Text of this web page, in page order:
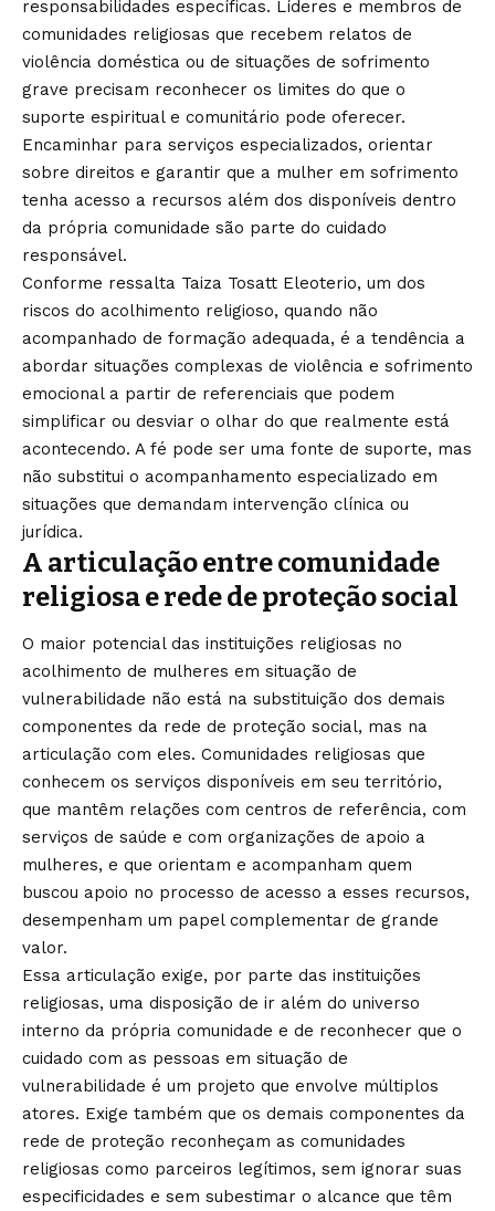
responsabilidades específicas. Líderes e membros de
comunidades religiosas que recebem relatos de
violência doméstica ou de situações de sofrimento
grave precisam reconhecer os limites do que o
suporte espiritual e comunitário pode oferecer.
Encaminhar para serviços especializados, orientar
sobre direitos e garantir que a mulher em sofrimento
tenha acesso a recursos além dos disponíveis dentro
da própria comunidade são parte do cuidado
responsável.
Conforme ressalta Taiza Tosatt Eleoterio, um dos
riscos do acolhimento religioso, quando não
acompanhado de formação adequada, é a tendência a
abordar situações complexas de violência e sofrimento
emocional a partir de referenciais que podem
simplificar ou desviar o olhar do que realmente está
acontecendo. A fé pode ser uma fonte de suporte, mas
não substitui o acompanhamento especializado em
situações que demandam intervenção clínica ou
jurídica.
A articulação entre comunidade
religiosa e rede de proteção social
O maior potencial das instituições religiosas no
acolhimento de mulheres em situação de
vulnerabilidade não está na substituição dos demais
componentes da rede de proteção social, mas na
articulação com eles. Comunidades religiosas que
conhecem os serviços disponíveis em seu território,
que mantêm relações com centros de referência, com
serviços de saúde e com organizações de apoio a
mulheres, e que orientam e acompanham quem
buscou apoio no processo de acesso a esses recursos,
desempenham um papel complementar de grande
valor.
Essa articulação exige, por parte das instituições
religiosas, uma disposição de ir além do universo
interno da própria comunidade e de reconhecer que o
cuidado com as pessoas em situação de
vulnerabilidade é um projeto que envolve múltiplos
atores. Exige também que os demais componentes da
rede de proteção reconheçam as comunidades
religiosas como parceiros legítimos, sem ignorar suas
especificidades e sem subestimar o alcance que têm